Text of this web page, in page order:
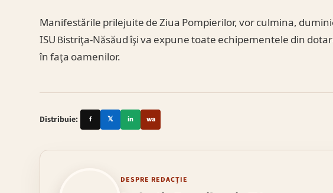
Manifestările prilejuite de Ziua Pompierilor, vor culmina,
ISU Bistriţa-Năsăud îşi va expune toate echipementele din
în faţa oamenilor.
Distribuie: f 𝕏 in wa
DESPRE REDACȚIE